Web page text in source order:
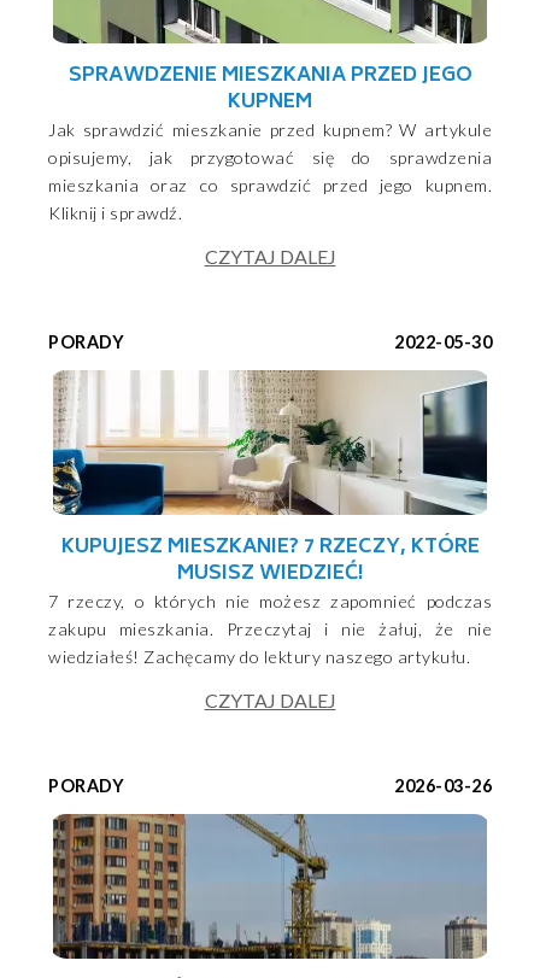
SPRAWDZENIE MIESZKANIA PRZED JEGO
KUPNEM
Jak sprawdzić mieszkanie przed kupnem? W artykule
opisujemy, jak przygotować się do sprawdzenia
mieszkania oraz co sprawdzić przed jego kupnem.
Kliknij i sprawdź.
CZYTAJ DALEJ
PORADY 2022-05-30
KUPUJESZ MIESZKANIE? 7 RZECZY, KTÓRE
MUSISZ WIEDZIEĆ!
7 rzeczy, o których nie możesz zapomnieć podczas
zakupu mieszkania. Przeczytaj i nie żałuj, że nie
wiedziałeś! Zachęcamy do lektury naszego artykułu.
CZYTAJ DALEJ
PORADY 2026-03-26